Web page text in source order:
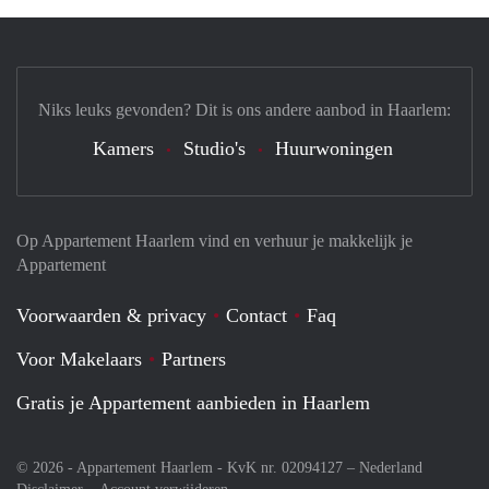
Op Appartement Haarlem vind en verhuur je makkelijk je
Appartement
Voorwaarden & privacy Contact
Faq
Voor Makelaars
Partners
Gratis je Appartement aanbieden in Haarlem
© 2026 - Appartement Haarlem - KvK nr. 02094127 – Nederland
Niks leuks gevonden? Dit is ons andere aanbod in Haarlem:
Kamers Studio's Huurwoningen